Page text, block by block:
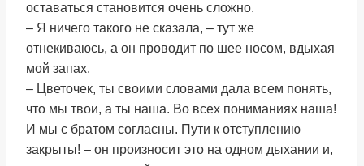
оставаться становится очень сложно.
– Я ничего такого не сказала, – тут же
отнекиваюсь, а он проводит по шее носом, вдыхая
мой запах.
– Цветочек, ты своими словами дала всем понять,
что мы твои, а ты наша. Во всех пониманиях наша!
И мы с братом согласны. Пути к отступлению
закрыты! – он произносит это на одном дыхании и,